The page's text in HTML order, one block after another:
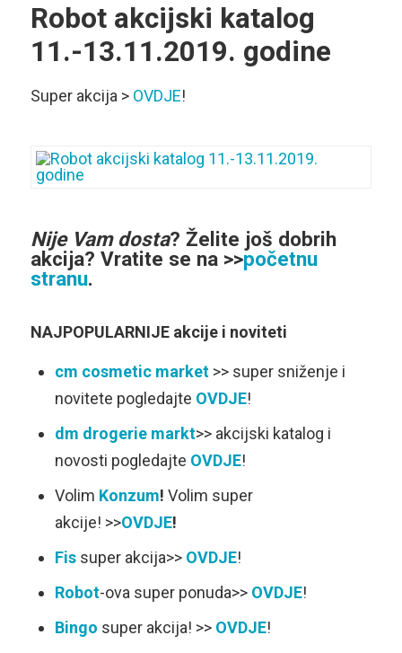
Robot akcijski katalog
11.-13.11.2019. godine
Super akcija > OVDJE!
Nije Vam dosta? Želite još dobrih
akcija? Vratite se na >>početnu
stranu.
NAJPOPULARNIJE akcije i noviteti
cm cosmetic market>> super sniženje i
novitete pogledajte OVDJE!
dm drogerie markt>> akcijski katalog i
novosti pogledajte OVDJE!
Volim Konzum! Volim super
akcije! >>OVDJE!
Fissuper akcija>> OVDJE!
Robot-ova super ponuda>> OVDJE!
Bingo super akcija! >> OVDJE!